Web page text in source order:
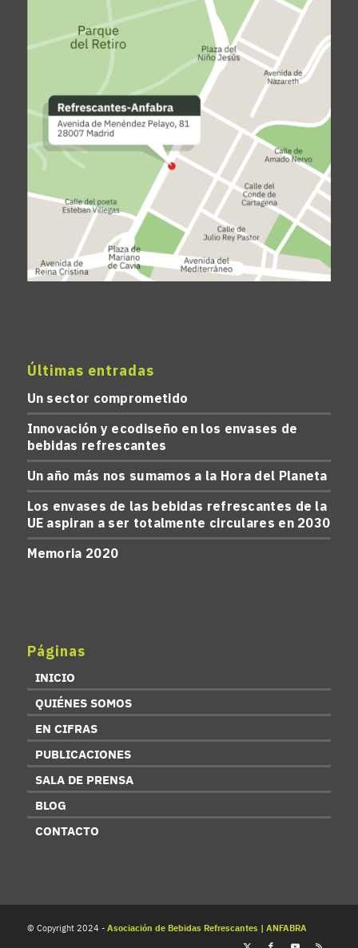
Últimas entradas
Un sector comprometido
Innovación y ecodiseño en los envases de
bebidas refrescantes
Un año más nos sumamos a la Hora del Planeta
Los envases de las bebidas refrescantes de la
UE aspiran a ser totalmente circulares en 2030
Memoria 2020
Páginas
INICIO
QUIÉNES SOMOS
EN CIFRAS
PUBLICACIONES
SALA DE PRENSA
BLOG
CONTACTO
© Copyright 2024 - Asociación de Bebidas Refrescantes | ANFABRA